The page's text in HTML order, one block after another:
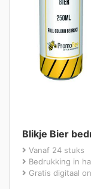
Blikje Bier
Vanaf 24 stuks
Bedrukking in
Gratis digitaal